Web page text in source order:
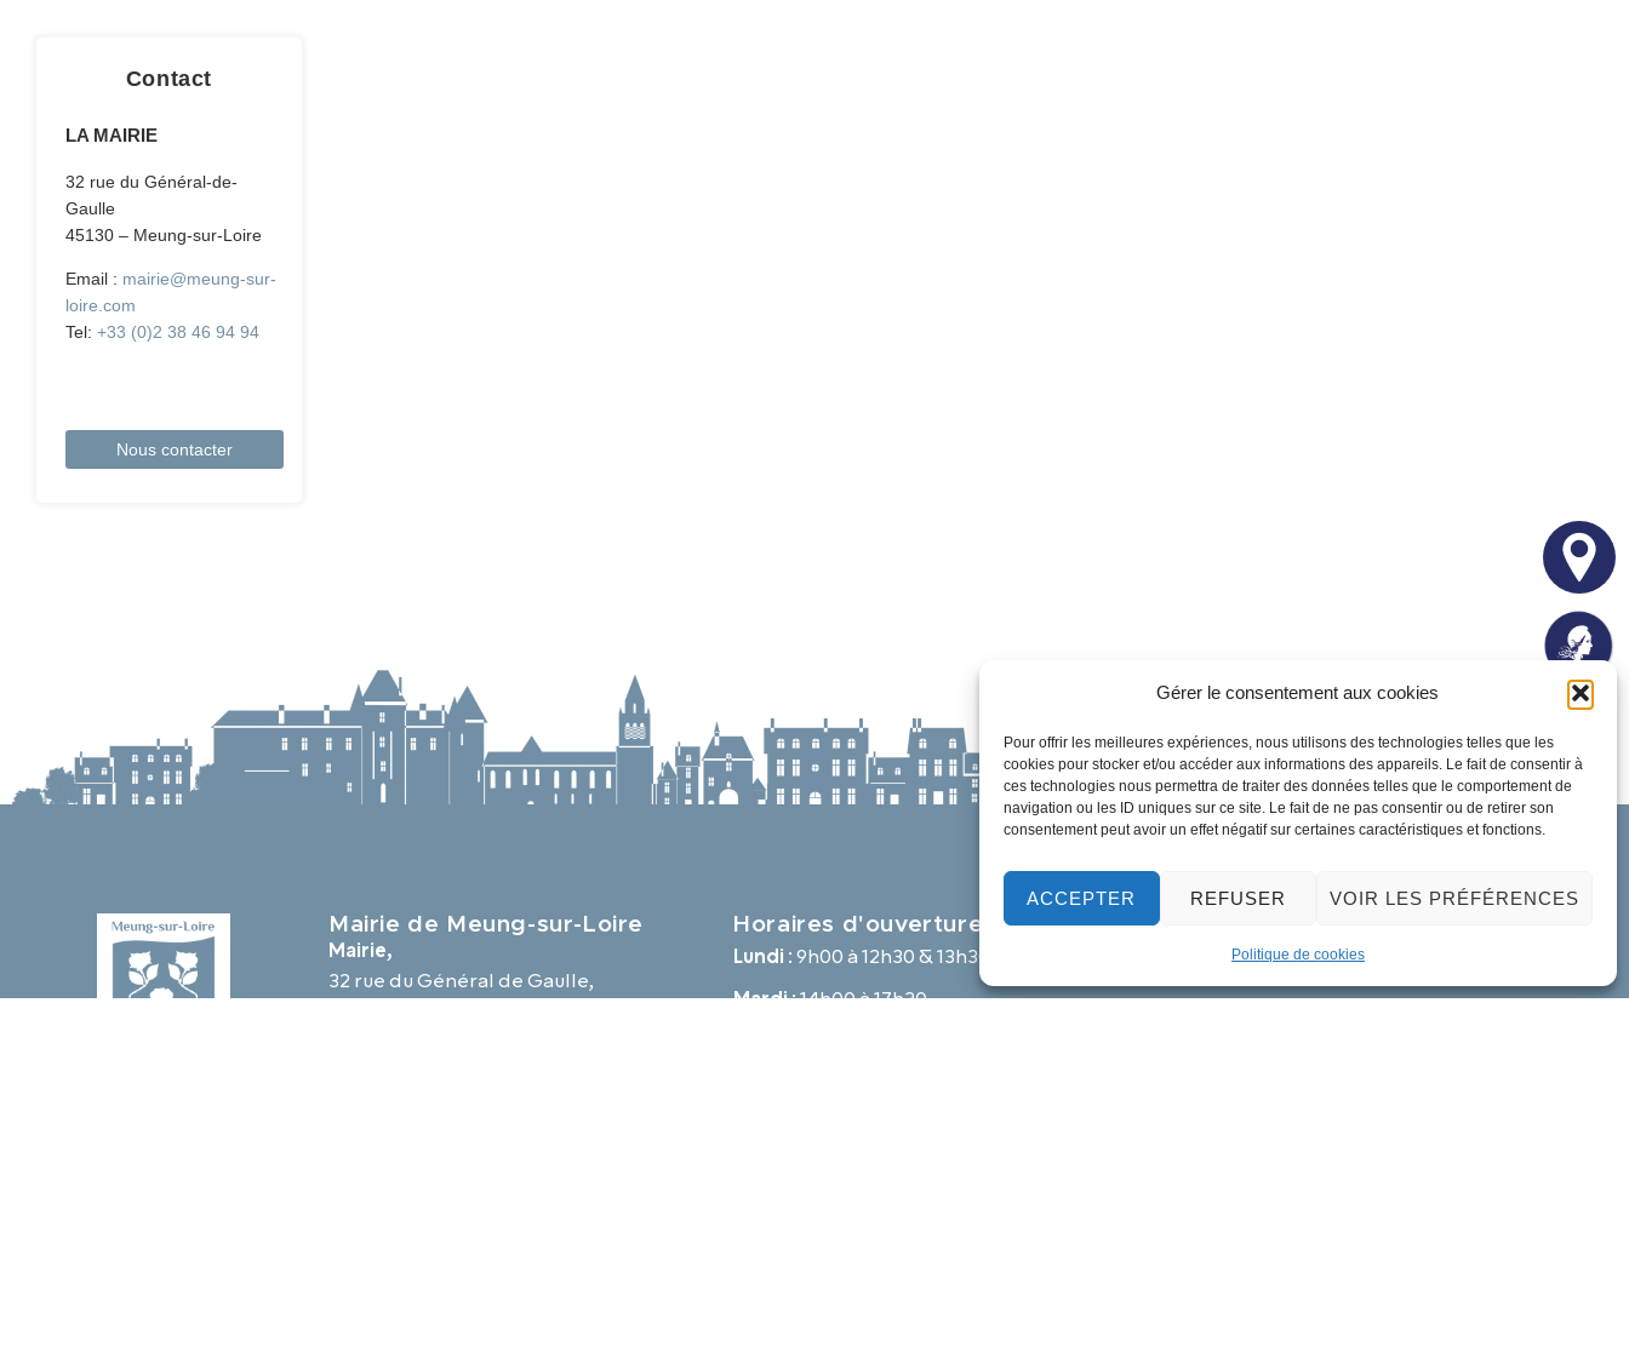
Gérer le consentement aux cookies
Pour offrir les meilleures expériences, nous utilisons des technologies telles que les
cookies pour stocker et/ou accéder aux informations des appareils. Le fait de consentir à
ces technologies nous permettra de traiter des données telles que le comportement de
navigation ou les ID uniques sur ce site. Le fait de ne pas consentir ou de retirer son
consentement peut avoir un effet négatif sur certaines caractéristiques et fonctions.
ACCEPTER REFUSER VOIR LES PRÉFÉRENCES
Politique de cookies
Contact
LA MAIRIE
32 rue du Général-de-
Gaulle
45130 – Meung-sur-Loire
Email : mairie@meung-sur-
loire.com
Tel:+33 (0)2 38 46 94 94
Nous contacter
Mairie de Meung-sur-Loire
Mairie,
32 rue du Général de Gaulle,
Horaires d'ouverture
Lundi :9h00 à 12h30 & 13h30 à 18h00
Mardi :14h00 à 17h30